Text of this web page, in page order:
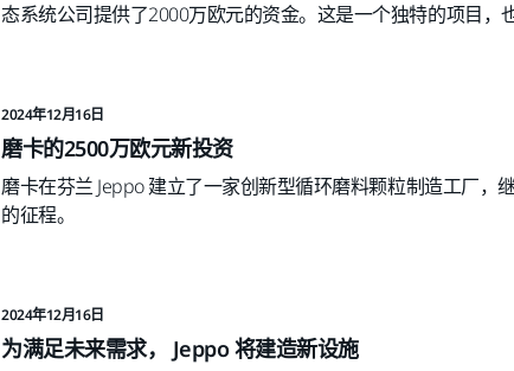
态系统公司提供了2000万欧元的资金。这是一个独特的项目，
2024年12月16日
磨卡的2500万欧元新投资
磨卡在芬兰 Jeppo 建立了一家创新型循环磨料颗粒制造工厂，
的征程。
2024年12月16日
为满足未来需求， Jeppo 将建造新设施